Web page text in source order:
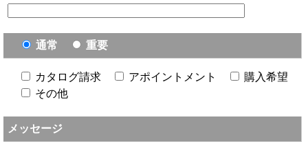
通常 重要
カタログ請求 アポイントメント
購入希望
その他
メッセージ